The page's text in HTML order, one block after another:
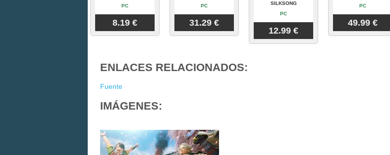
PC
8.19 €
PC
31.29 €
SILKSONG
PC
12.99 €
PC
49.99 €
ENLACES RELACIONADOS:
Fuente
IMÁGENES: